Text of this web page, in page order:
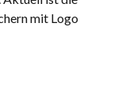
mit Logo